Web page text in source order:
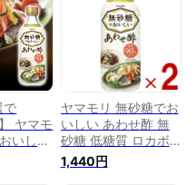
で
ヤマモ
いし
12
ロカ
ヤマモリ 無砂糖でお
いしい あわせ酢 無
砂糖 低糖質 ロカボ
糖質制限 糖質オフ
糖質オフ調味料 酢
1,440円